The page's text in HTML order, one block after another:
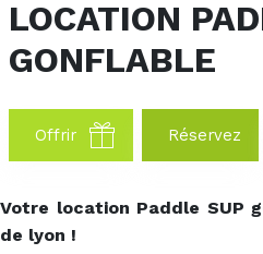
LOCATION
GONFLABLE
Offrir Réservez
Votre location Paddle SUP
de lyon !